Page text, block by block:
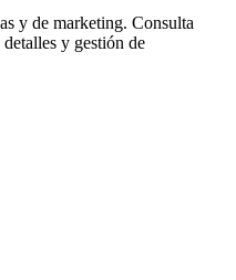
y de marketing. Consulta
detalles y gestión de